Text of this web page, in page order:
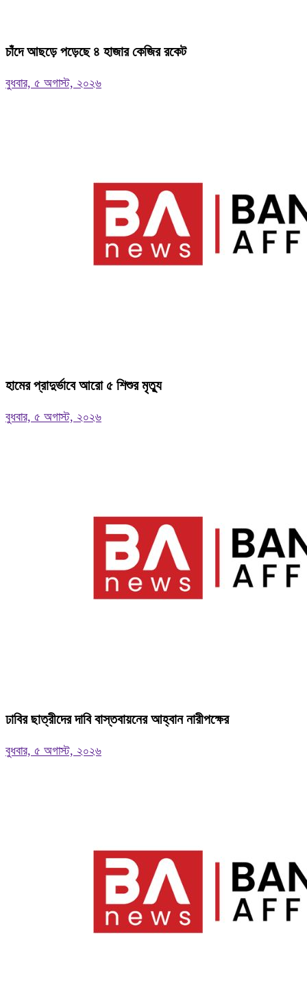
চাঁদে আছড়ে পড়েছে ৪ হাজার কেজির রকেট
বুধবার, ৫ অগাস্ট, ২০২৬
হামের প্রাদুর্ভাবে আরো ৫ শিশুর মৃত্যু
বুধবার, ৫ অগাস্ট, ২০২৬
ঢাবির ছাত্রীদের দাবি বাস্তবায়নের আহ্বান নারীপক্ষের
বুধবার, ৫ অগাস্ট, ২০২৬